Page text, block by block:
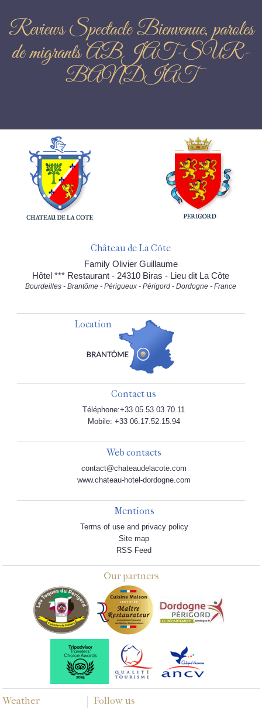
Reviews Spectacle Bienvenue, paroles
de migrants ABJAT-SUR-
BANDIAT
Château de La Côte
Family Olivier Guillaume
Hôtel *** Restaurant - 24310 Biras - Lieu dit La Côte
Bourdeilles - Brantôme - Périgueux - Périgord - Dordogne - France
Location
Contact us
Téléphone:+33 05.53.03.70.11
Mobile: +33 06.17.52.15.94
Web contacts
contact@chateaudelacote.com
www.chateau-hotel-dordogne.com
Mentions
Terms of use and privacy policy
Site map
RSS Feed
Our partners
Weather Follow us